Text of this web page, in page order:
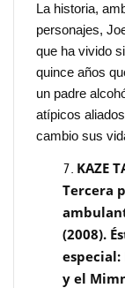
La historia,
personajes,
que ha vivido
quince años
un padre
atípicos
cambio sus
KAZE
Tercera
(2008).
y el